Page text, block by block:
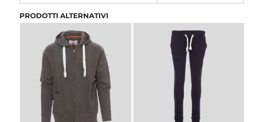
PRODOTTI ALTERNATIVI